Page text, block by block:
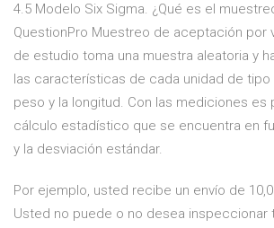
4.5 Modelo Six Sigma. ¿Qué es el
QuestionPro Muestreo de aceptación por
de estudio toma una muestra aleatoria y
las características de cada unidad de tipo
peso y la longitud. Con las mediciones es
cálculo estadístico que se encuentra en
y la desviación estándar.
Por ejemplo, usted recibe un envío de
Usted no puede o no desea inspeccionar